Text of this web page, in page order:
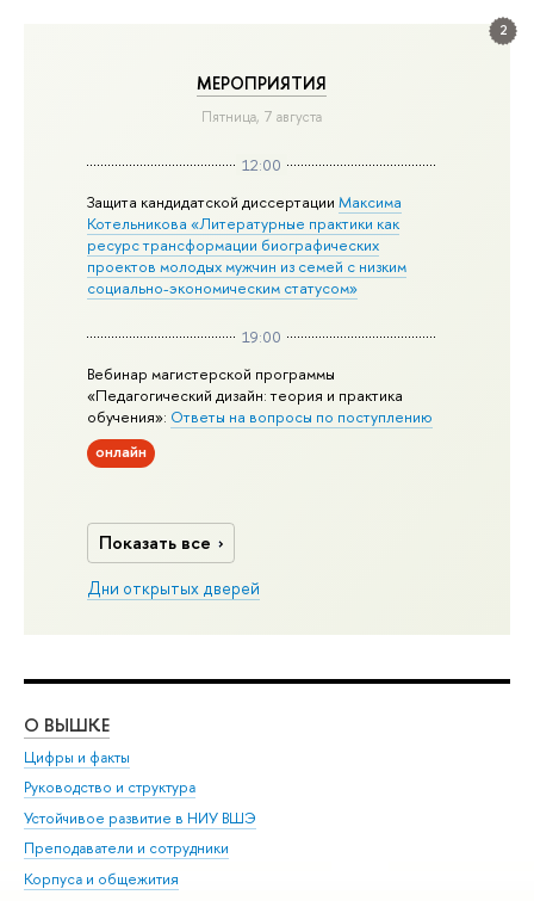
2
МЕРОПРИЯТИЯ
Пятница, 7 августа
12:00
Защита кандидатской диссертацииМаксима
Котельникова «Литературные практики как
ресурс трансформации биографических
проектов молодых мужчин из семей с низким
социально-экономическим статусом»
19:00
Вебинар магистерской программы
«Педагогический дизайн: теория и практика
обучения»: Ответы на вопросы по поступлению
онлайн
Показать все
Дни открытых дверей
О ВЫШКЕ
Цифры и факты
Руководство и структура
Устойчивое развитие в НИУ ВШЭ
Преподаватели и сотрудники
Корпуса и общежития